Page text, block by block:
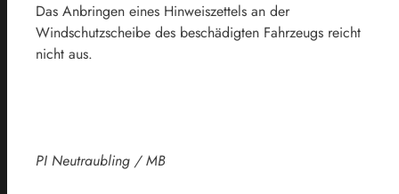
Das Anbringen eines Hinweiszettels an der
Windschutzscheibe des beschädigten Fahrzeugs reicht
nicht aus.
PI Neutraubling / MB